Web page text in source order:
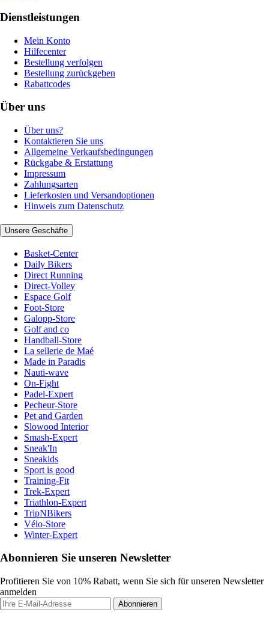
Dienstleistungen
Mein Konto
Hilfecenter
Bestellung verfolgen
Bestellung zurückgeben
Rabattcodes
Über uns
Über uns?
Kontaktieren Sie uns
Allgemeine Verkaufsbedingungen
Rückgabe & Erstattung
Impressum
Zahlungsarten
Lieferkosten und Versandoptionen
Hinweis zum Datenschutz
Unsere Geschäfte
Basket-Center
Daily Bikers
Direct Running
Direct-Volley
Espace Golf
Foot-Store
Galopp-Store
Golf and co
Handball-Store
La sellerie de Maé
Made in Paradis
Nauti-wave
On-Fight
Padel-Expert
Pecheur-Store
Pet and Garden
Slowood Interior
Smash-Expert
Sneak'In
Sneakids
Sport is good
Training-Fit
Trek-Expert
Triathlon-Expert
TripNBikers
Vélo-Store
Winter-Expert
Abonnieren Sie unseren Newsletter
Profitieren Sie von 10% Rabatt, wenn Sie sich für unseren Newsletter
anmelden
Abonnieren